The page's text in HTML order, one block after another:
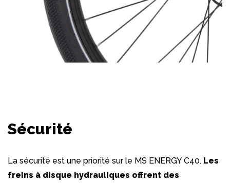
Sécurité
La sécurité est une priorité sur le MS ENERGY C40. Les
freins à disque hydrauliques offrent des